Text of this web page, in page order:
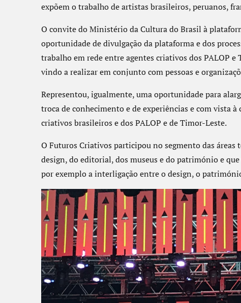
expõem o trabalho de artistas brasileiros, peruanos,
O convite do Ministério da Cultura do Brasil à
oportunidade de divulgação da plataforma e dos
trabalho em rede entre agentes criativos dos PALOP e
vindo a realizar em conjunto com pessoas e
Representou, igualmente, uma oportunidade para
troca de conhecimento e de experiências e com vista
criativos brasileiros e dos PALOP e de Timor-Leste.
O Futuros Criativos participou no segmento das
design, do editorial, dos museus e do património e
por exemplo a interligação entre o design, o